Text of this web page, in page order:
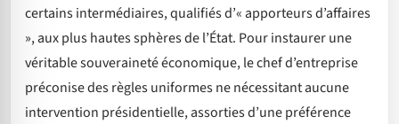
certains intermédiaires, qualifiés d’« apporteurs d’affaires
», aux plus hautes sphères de l’État. Pour instaurer une
véritable souveraineté économique, le chef d’entreprise
préconise des règles uniformes ne nécessitant aucune
intervention présidentielle, assorties d’une préférence